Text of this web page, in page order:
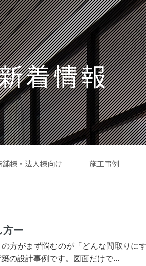
着情報
舗様・法人様向け 施工事例
方ー
方がまず悩むのが「どんな間取りに
の設計事例です。図面だけで...